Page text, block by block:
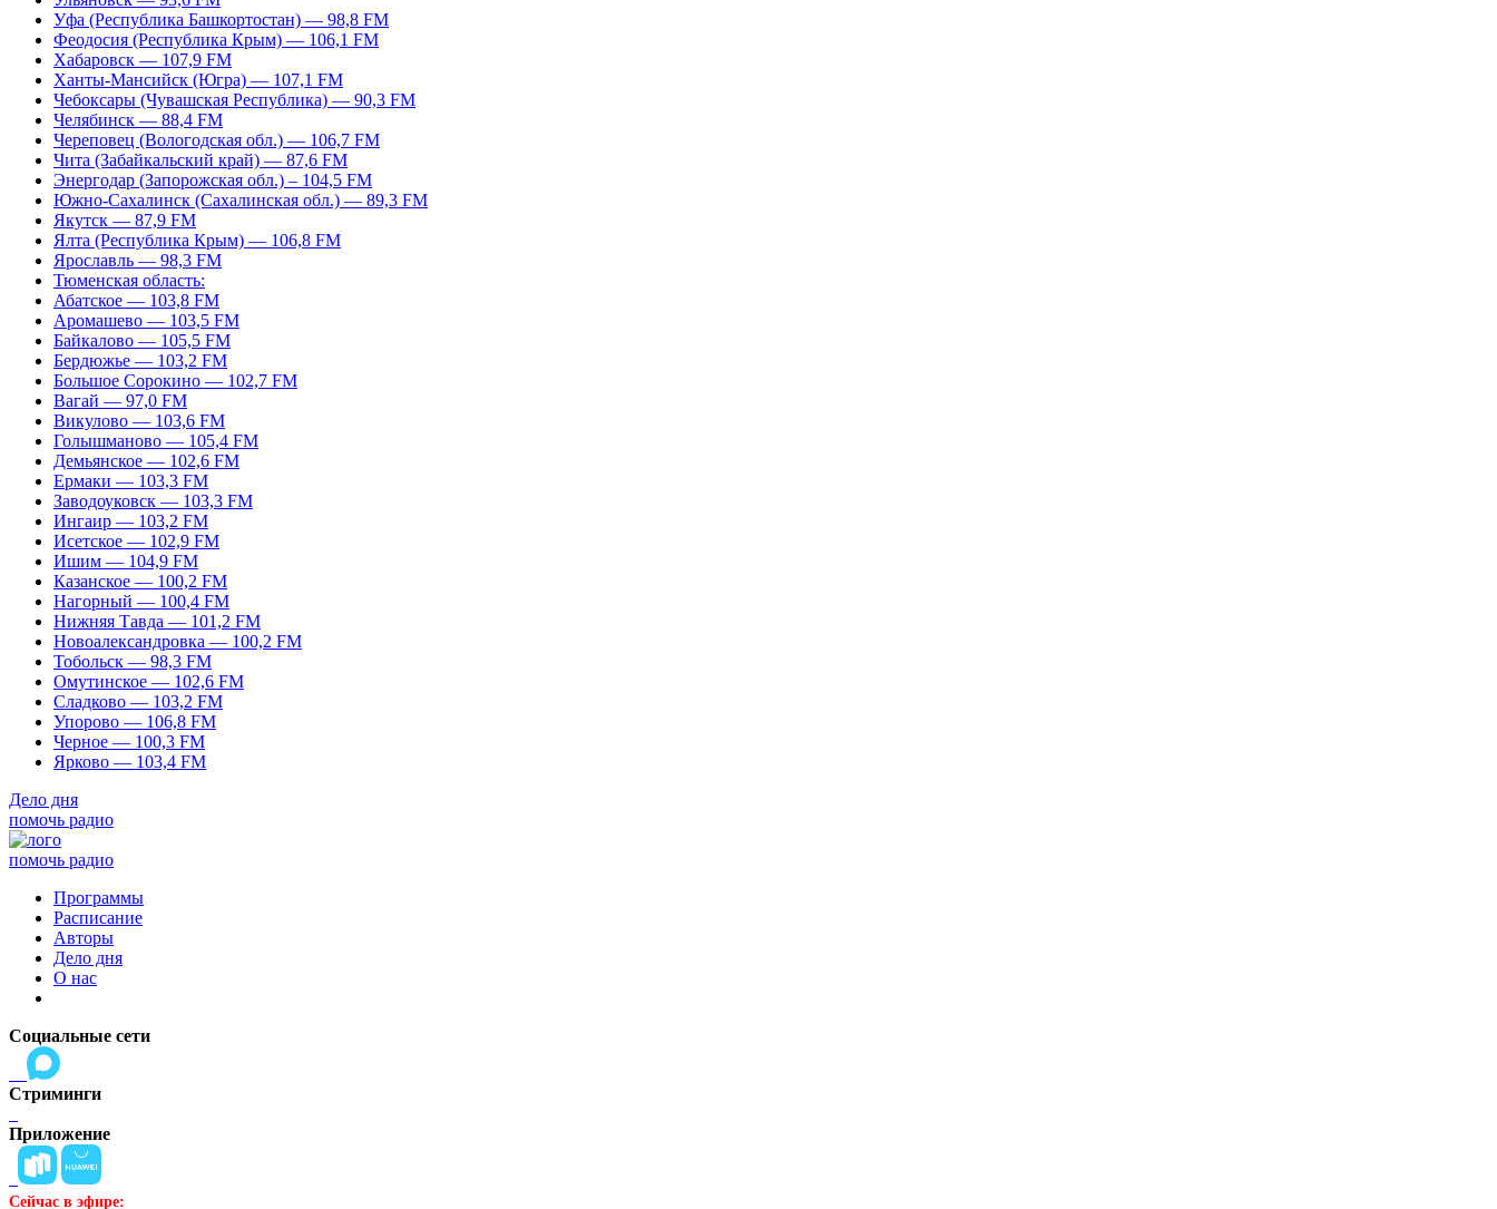
Уфа (Республика Башкортостан) — 98,8 FM
Феодосия (Республика Крым) — 106,1 FM
Хабаровск — 107,9 FM
Ханты-Мансийск (Югра) — 107,1 FM
Чебоксары (Чувашская Республика) — 90,3 FM
Челябинск — 88,4 FM
Череповец (Вологодская обл.) — 106,7 FM
Чита (Забайкальский край) — 87,6 FM
Энергодар (Запорожская обл.) – 104,5 FM
Южно-Сахалинск (Сахалинская обл.) — 89,3 FM
Якутск — 87,9 FM
Ялта (Республика Крым) — 106,8 FM
Ярославль — 98,3 FM
Тюменская область:
Абатское — 103,8 FM
Аромашево — 103,5 FM
Байкалово — 105,5 FM
Бердюжье — 103,2 FM
Большое Сорокино — 102,7 FM
Вагай — 97,0 FM
Викулово — 103,6 FM
Голышманово — 105,4 FM
Демьянское — 102,6 FM
Ермаки — 103,3 FM
Заводоуковск — 103,3 FM
Ингаир — 103,2 FM
Исетское — 102,9 FM
Ишим — 104,9 FM
Казанское — 100,2 FM
Нагорный — 100,4 FM
Нижняя Тавда — 101,2 FM
Новоалександровка — 100,2 FM
Тобольск — 98,3 FM
Омутинское — 102,6 FM
Сладково — 103,2 FM
Упорово — 106,8 FM
Черное — 100,3 FM
Ярково — 103,4 FM
Дело дня
помочь радио
помочь радио
Программы
Расписание
Авторы
Дело дня
О нас
Социальные сети
Стриминги
Приложение
Сейчас в эфире: